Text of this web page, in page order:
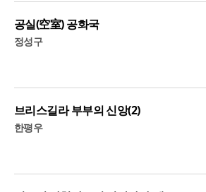
공실(空室) 공화국
정성구
브리스길라 부부의 신앙(2)
한평우